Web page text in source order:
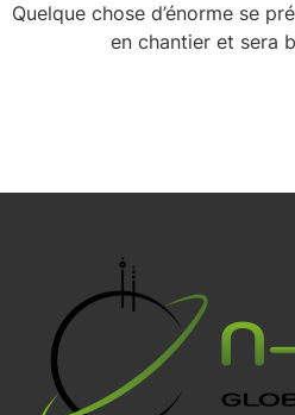
Quelque chose d’énorme se
en chantier et sera